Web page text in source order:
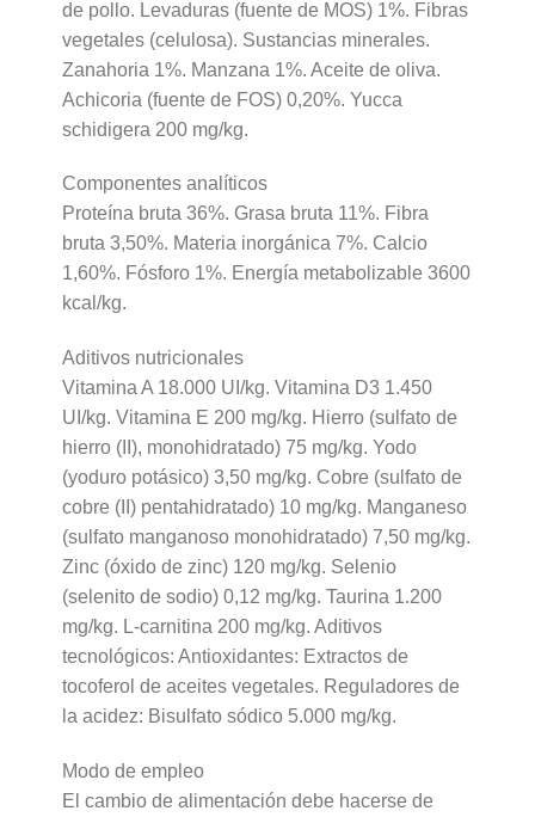
de pollo. Levaduras (fuente de MOS) 1%. Fibras
vegetales (celulosa). Sustancias minerales.
Zanahoria 1%. Manzana 1%. Aceite de oliva.
Achicoria (fuente de FOS) 0,20%. Yucca
schidigera 200 mg/kg.
Componentes analíticos
Proteína bruta 36%. Grasa bruta 11%. Fibra
bruta 3,50%. Materia inorgánica 7%. Calcio
1,60%. Fósforo 1%. Energía metabolizable 3600
kcal/kg.
Aditivos nutricionales
Vitamina A 18.000 UI/kg. Vitamina D3 1.450
UI/kg. Vitamina E 200 mg/kg. Hierro (sulfato de
hierro (II), monohidratado) 75 mg/kg. Yodo
(yoduro potásico) 3,50 mg/kg. Cobre (sulfato de
cobre (II) pentahidratado) 10 mg/kg. Manganeso
(sulfato manganoso monohidratado) 7,50 mg/kg.
Zinc (óxido de zinc) 120 mg/kg. Selenio
(selenito de sodio) 0,12 mg/kg. Taurina 1.200
mg/kg. L-carnitina 200 mg/kg. Aditivos
tecnológicos: Antioxidantes: Extractos de
tocoferol de aceites vegetales. Reguladores de
la acidez: Bisulfato sódico 5.000 mg/kg.
Modo de empleo
El cambio de alimentación debe hacerse de